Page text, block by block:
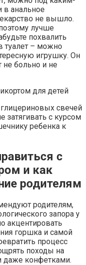
в анальное
не вышло.
лучше
похвалить
туалет – можно
игрушку. Он
не больно и не
для детей
свечей
затягивать с курсом
ребенка к
с
и как
родителям
родителям,
запора у
акцентировать
горшка и самой
процесс
походы на
даже конфетками.